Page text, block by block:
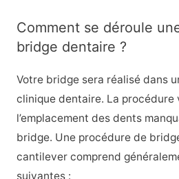
Comment se déroule
bridge dentaire ?
Votre bridge sera réalisé dans
clinique dentaire. La procédure
l’emplacement des dents
bridge. Une procédure de
cantilever comprend
suivantes :